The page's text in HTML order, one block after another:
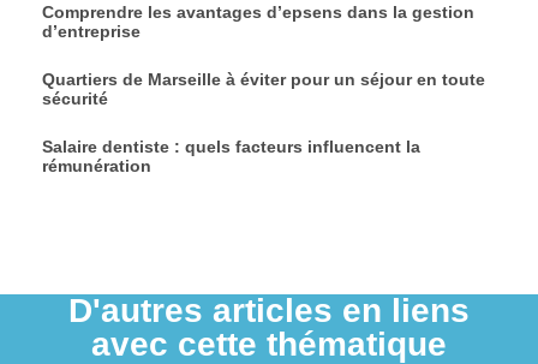
Comprendre les avantages d’epsens dans la gestion
d’entreprise
Quartiers de Marseille à éviter pour un séjour en toute
sécurité
Salaire dentiste : quels facteurs influencent la
rémunération
D'autres articles en liens
avec cette thématique